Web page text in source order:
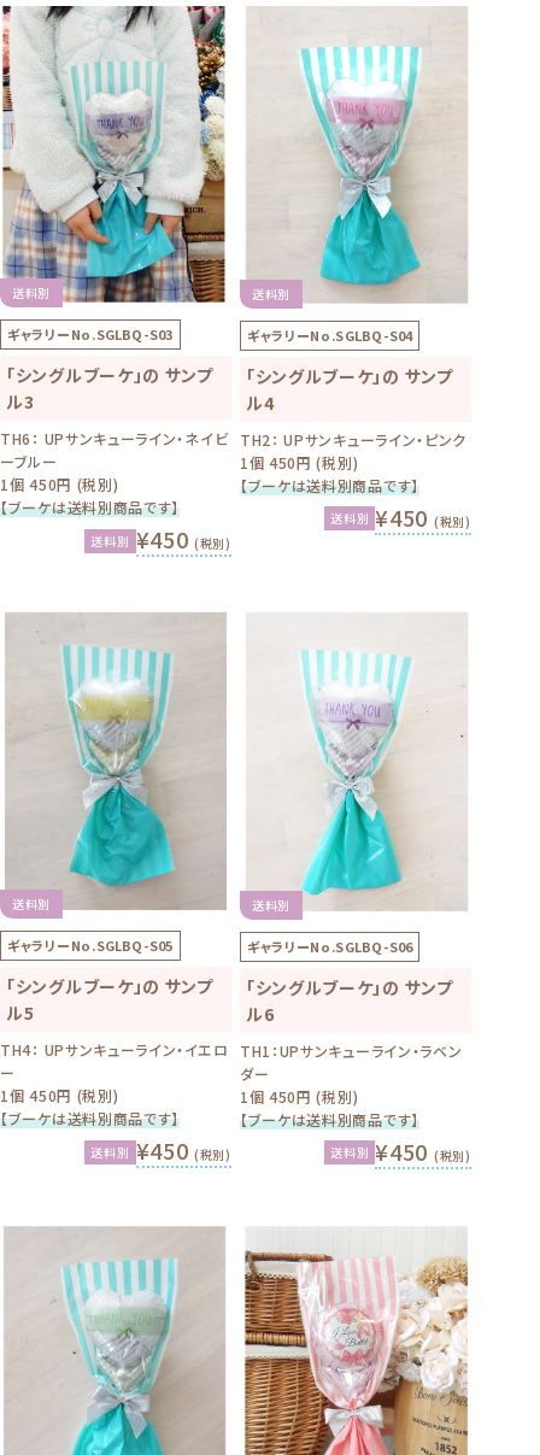
送料別
ギャラリーNo.SGLBQ-S03
「シングルブーケ」の サンプ
ル3
TH6： UPサンキューライン・ネイビ
ーブルー
1個 450円 (税別)
【ブーケは送料別商品です】
送料別 ¥450(税別)
送料別
ギャラリーNo.SGLBQ-S04
「シングルブーケ」の サンプ
ル4
TH2： UPサンキューライン・ピンク
1個 450円 (税別)
【ブーケは送料別商品です】
送料別 ¥450 (税別)
送料別
ギャラリーNo.SGLBQ-S05
「シングルブーケ」の サンプ
ル5
TH4： UPサンキューライン・イエロ
ー
1個 450円 (税別)
【ブーケは送料別商品です】
送料別 ¥450(税別)
送料別
ギャラリーNo.SGLBQ-S06
「シングルブーケ」の サンプ
ル6
TH1：UPサンキューライン・ラベン
ダー
1個 450円 (税別)
【ブーケは送料別商品です】
送料別 ¥450 (税別)